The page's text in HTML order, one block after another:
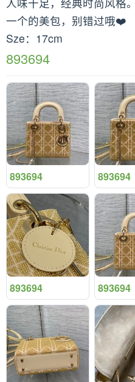
一个的美包，别错过哦❤️
Sze：17cm
893694
893694 893694
893694 893694